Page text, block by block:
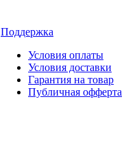
Поддержка
Условия оплаты
Условия доставки
Гарантия на товар
Публичная офферта